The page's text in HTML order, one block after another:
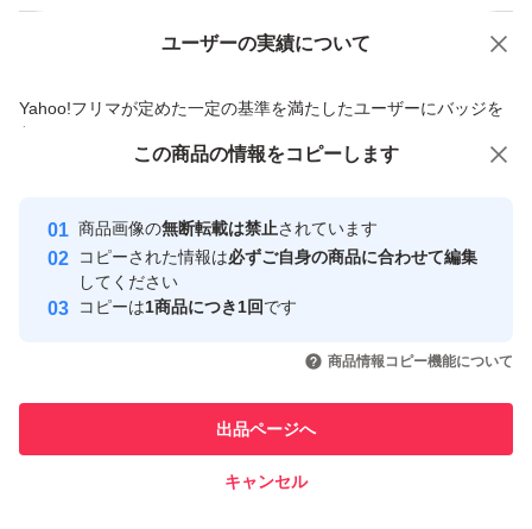
ユーザーの実績について
Yahoo!フリマが定めた一定の基準を満たしたユーザーにバッジを
付与しています
安心取引出品者
心・安全なユーザーです
取引実績
引を完了させた実績があります
での取引実績があります
価格の相談 商品への質問
この商品の情報をコピーします
商品画像の無断転載は禁止されています
コピーされた情報は必ずご自身の商品に合わせて編集
してください
コピーは1商品につき1回です
商品情報コピー機能について
出品ページへ
キャンセル
この商品をみている人にオススメ